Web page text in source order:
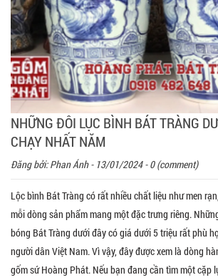
NHỮNG ĐÔI LỤC BÌNH BÁT TRÀNG
CHẠY NHẤT NĂM
Đăng bởi:Phan Ánh- 13/01/2024 - 0 (comment)
Lộc bình Bát Tràng có rất nhiều chất liệu như men
mỗi dòng sản phẩm mang một đặc trưng riêng.
bóng Bát Tràng dưới đây có giá dưới 5 triệu rất phù
người dân Việt Nam. Vì vậy, đây được xem là dòng
gốm sứ Hoàng Phát. Nếu bạn đang cần tìm một cặp